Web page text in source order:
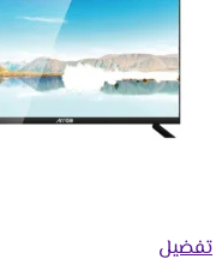
تفضيل